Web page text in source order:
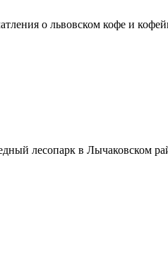
о львовском кофе и
лесопарк в Лычаковском